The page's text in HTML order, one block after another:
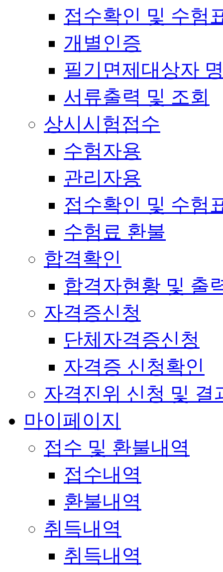
접수확인 및 수험
개별인증
필기면제대상자
서류출력 및 조회
상시시험접수
수험자용
관리자용
접수확인 및 수험
수험료 환불
합격확인
합격자현황 및 출
자격증신청
단체자격증신청
자격증 신청확인
자격진위 신청 및 결
마이페이지
접수 및 환불내역
접수내역
환불내역
취득내역
취득내역